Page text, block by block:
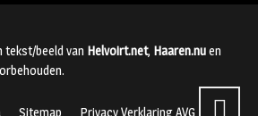
beeld van Helvoirt.net, Haaren.nuen
Sitemap Privacy Verklaring AVG